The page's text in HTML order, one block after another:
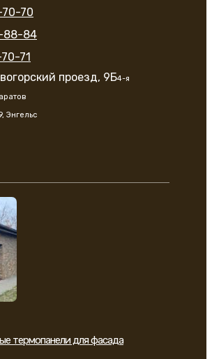
70-70
88-84
71
проезд, 9Б4-я
Энгельс
термопанели для фасада